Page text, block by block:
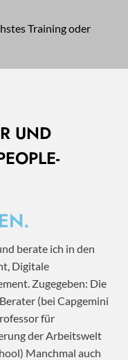
Training oder
UND
berate ich in den
Digitale
Zugegeben: Die
(bei Capgemini
für
der Arbeitswelt
Manchmal auch